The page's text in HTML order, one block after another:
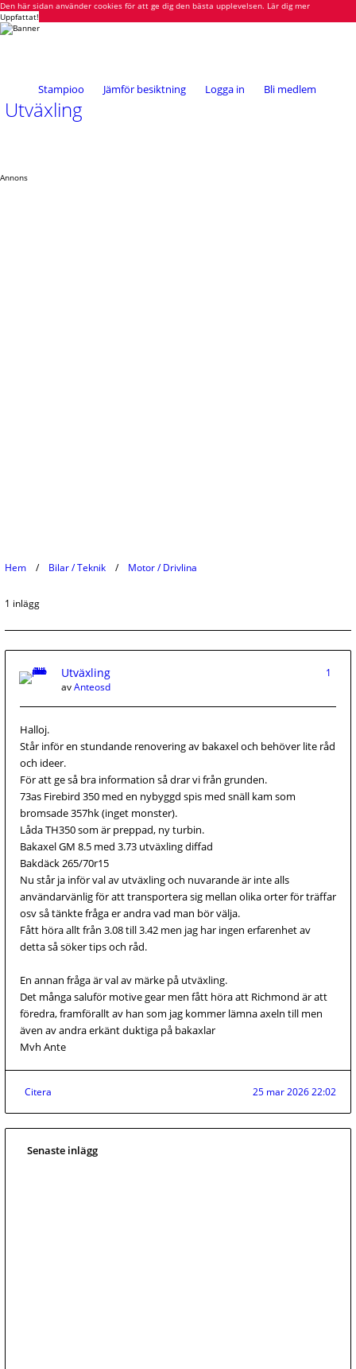
Den här sidan använder cookies för att ge dig den bästa upplevelsen. Lär dig mer
Uppfattat!
Stampioo Jämför besiktning Logga in Bli medlem
Utväxling
Annons
Hem Bilar / Teknik Motor / Drivlina
1 inlägg
Utväxling
1
avAnteosd
Halloj.
Står inför en stundande renovering av bakaxel och behöver lite råd
och ideer.
För att ge så bra information så drar vi från grunden.
73as Firebird 350 med en nybyggd spis med snäll kam som
bromsade 357hk (inget monster).
Låda TH350 som är preppad, ny turbin.
Bakaxel GM 8.5 med 3.73 utväxling diffad
Bakdäck 265/70r15
Nu står ja inför val av utväxling och nuvarande är inte alls
användarvänlig för att transportera sig mellan olika orter för träffar
osv så tänkte fråga er andra vad man bör välja.
Fått höra allt från 3.08 till 3.42 men jag har ingen erfarenhet av
detta så söker tips och råd.
En annan fråga är val av märke på utväxling.
Det många saluför motive gear men fått höra att Richmond är att
föredra, framförallt av han som jag kommer lämna axeln till men
även av andra erkänt duktiga på bakaxlar
Mvh Ante
Citera 25 mar 2026 22:02
Senaste inlägg